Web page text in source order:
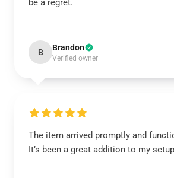
be a regret.
B Brandon
Verified owner
The item arrived promptly and
It’s been a great addition to my